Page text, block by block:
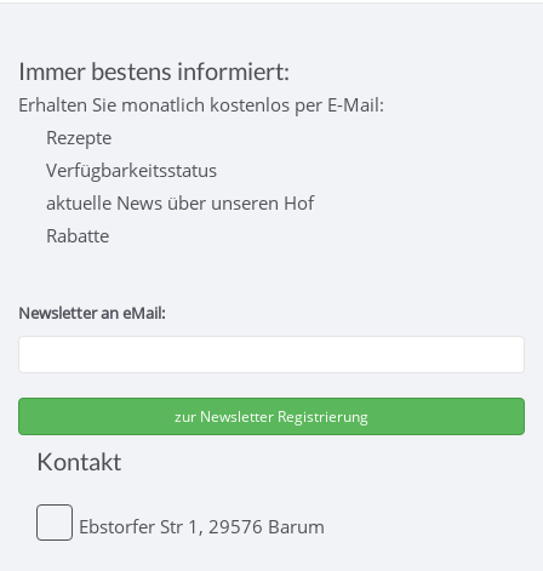
Immer bestens informiert:
Erhalten Sie monatlich kostenlos per E-Mail:
Rezepte
Verfügbarkeitsstatus
aktuelle News über unseren Hof
Rabatte
Newsletter an eMail:
Kontakt
Ebstorfer Str 1, 29576 Barum